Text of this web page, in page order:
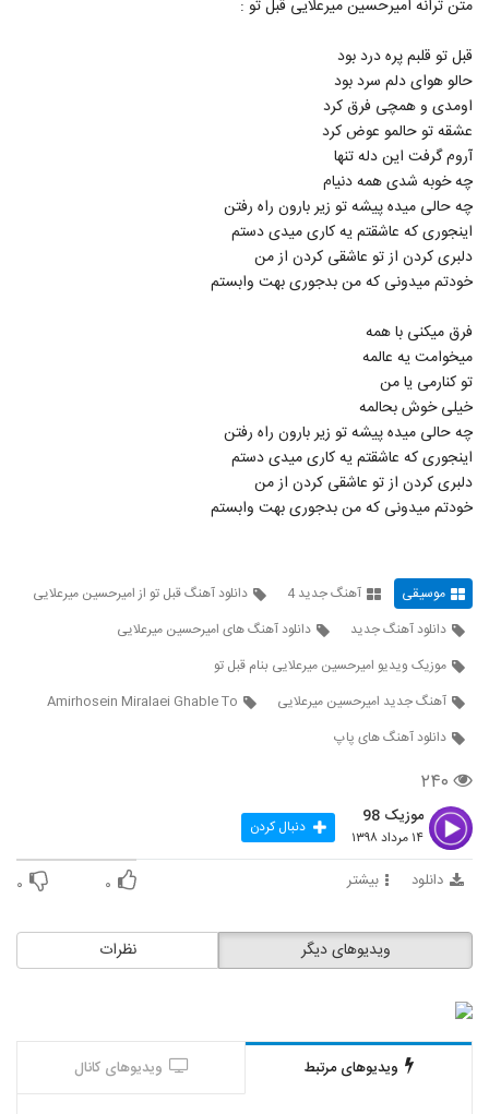
5297
5298
5299
5300
دانلود آهنگ علاقه ی محض از فرزاد کشاورز
۲۵۸ بازدید
5301
5302
۲۶۸ بازدید
دانلود آهنگ دلبری کن از فرکام بند
۳۰۴ بازدید
5304
دانلود آهنگ رامین حضرتی کاش نمیدیدمش
(Ramin Hazrati Kash
Nemididamesh)
۲۳۷ بازدید
5305
موزیک زیبای شب روشن از فرهاد معرفی
5306
5307
دانلود آهنگ جدید و زیبای محسن آراد با نام
حسرت
مرتضی افرا آهنگ آسمون تیره
5309
۲۷۶ بازدید
متن ترانه امیرحسین میرعلایی قبل تو :
قبل تو قلبم پره درد بود
حالو هوای دلم سرد بود
اومدی و همچی فرق کرد
عشقه تو حالمو عوض کرد
آروم گرفت این دله تنها
چه خوبه شدی همه دنیام
چه حالی میده پیشه تو زیر بارون راه رفتن
اینجوری که عاشقتم یه کاری میدی دستم
دلبری کردن از تو عاشقی کردن از من
خودتم میدونی که من بدجوری بهت وابستم
فرق میکنی با همه
میخوامت یه عالمه
تو کنارمی یا من
خیلی خوش بحالمه
چه حالی میده پیشه تو زیر بارون راه رفتن
اینجوری که عاشقتم یه کاری میدی دستم
دلبری کردن از تو عاشقی کردن از من
خودتم میدونی که من بدجوری بهت وابستم
موسیقی آهنگ جدید 4
دانلود آهنگ قبل تو از امیرحسین میرعلایی
دانلود آهنگ جدید
دانلود آهنگ های امیرحسین میرعلایی
موزیک ویدیو امیرحسین میرعلایی بنام قبل تو
آهنگ جدید امیرحسین میرعلایی
Amirhosein Miralaei Ghable To
دانلود آهنگ های پاپ
۲۴۰
موزیک 98
۱۴ مرداد ۱۳۹۸ دنبال کردن
دانلود بیشتر ۰ ۰
نظرات ویدیوهای دیگر
ویدیوهای مرتبط ویدیوهای کانال